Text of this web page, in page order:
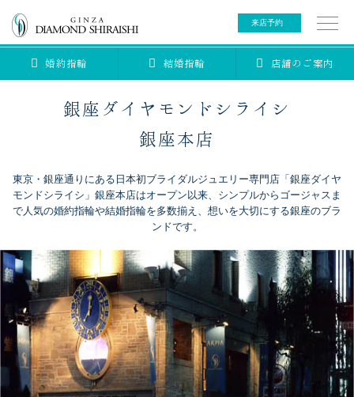
来店予約
婚約指輪 結婚指輪 店舗のご案内
0078-6000-5222
ブライダルリング
結婚指輪
セットリング
エタニティリング
クローズアップ
ブライダルアイテム
ティアラ
アニバーサリージュエリー
ベビージュエリー
ラブレタージュエリー
セットリングコレクション
商品クオリティ
銀座ダイヤモンドシライシ
銀座本店
東京・銀座通りにある日本初ブライダルジュエリー専門店「銀座ダイヤ
モンドシライシ」銀座本店はオープン以来、シンプルからゴージャスま
で人気の婚約指輪や結婚指輪を多数揃え、想いを大切にする銀座のブラ
ンドです。